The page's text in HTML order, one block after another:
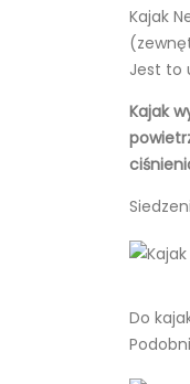
Kajak
Jest to
Kajak
Do